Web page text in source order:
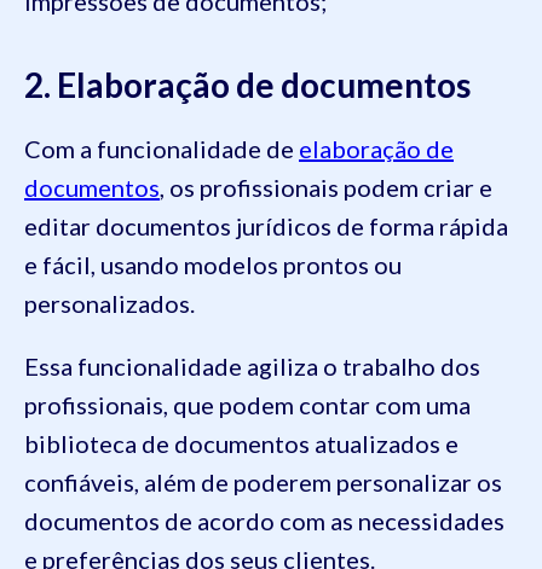
2. Elaboração de documentos
Com a funcionalidade de elaboração de
documentos , os profissionais podem criar e
editar documentos jurídicos de forma rápida
e fácil, usando modelos prontos ou
personalizados.
Essa funcionalidade agiliza o trabalho dos
profissionais, que podem contar com uma
biblioteca de documentos atualizados e
confiáveis, além de poderem personalizar os
documentos de acordo com as necessidades
e preferências dos seus clientes.